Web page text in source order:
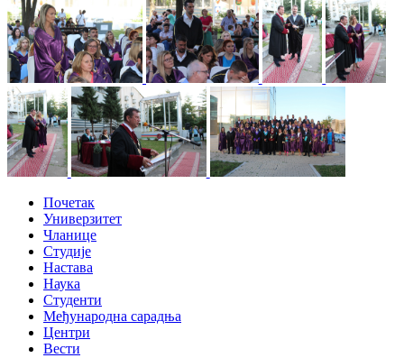
Почетак
Универзитет
Чланице
Студије
Настава
Наука
Студенти
Међународна сарадња
Центри
Вести